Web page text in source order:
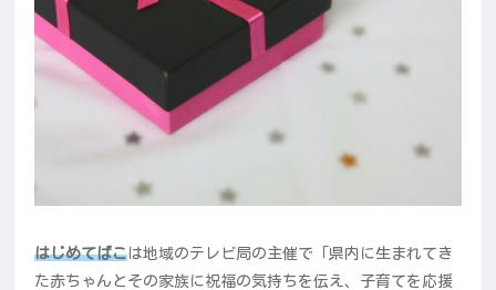
はじめてばこは地域のテレビ局の主催で「県内に生まれてき
た赤ちゃんとその家族に祝福の気持ちを伝え、子育てを応援